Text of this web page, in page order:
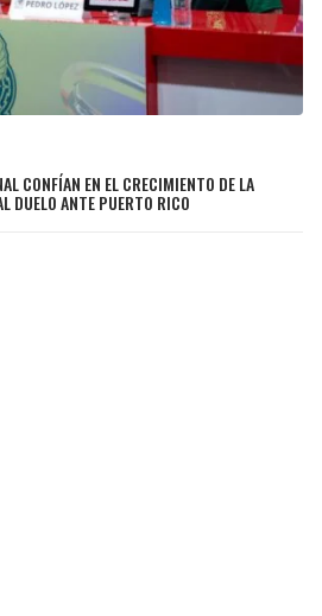
CONFÍAN EN EL CRECIMIENTO DE LA
DUELO ANTE PUERTO RICO